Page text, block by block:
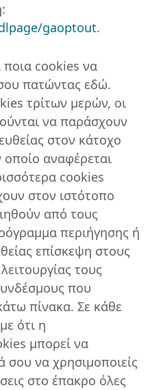
gaoptout.
ποια cookies να
πατώντας εδώ.
τρίτων μερών, οι
να παράσχουν
στον κάτοχο
αναφέρεται
cookies
στον ιστότοπο
από τους
περιήγησης ή
επίσκεψη στους
τους
που
πίνακα. Σε κάθε
ότι η
μπορεί να
σου να χρησιμοποιείς
στο έπακρο όλες